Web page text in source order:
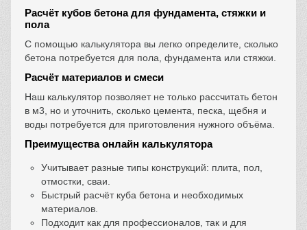
Расчёт кубов бетона для фундамента, стяжки и
пола
С помощью калькулятора вы легко определите, сколько
бетона потребуется для пола, фундамента или стяжки.
Расчёт материалов и смеси
Наш калькулятор позволяет не только рассчитать бетон
в м3, но и уточнить, сколько цемента, песка, щебня и
воды потребуется для приготовления нужного объёма.
Преимущества онлайн калькулятора
Учитывает разные типы конструкций: плита, пол,
отмостки, сваи.
Быстрый расчёт куба бетона и необходимых
материалов.
Подходит как для профессионалов, так и для